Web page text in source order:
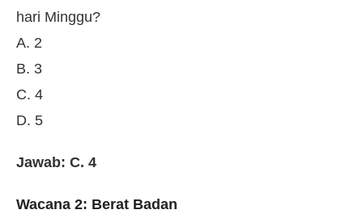
hari Minggu?
A. 2
B. 3
C. 4
D. 5
Jawab: C. 4
Wacana 2: Berat Badan